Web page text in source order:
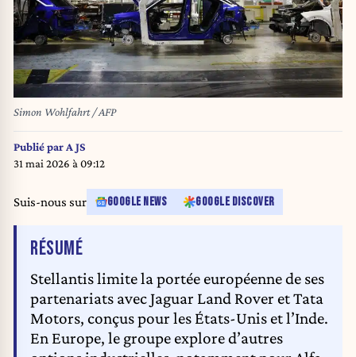
Simon Wohlfahrt / AFP
Publié par A JS
31 mai 2026 à 09:12
Suis-nous sur GOOGLE NEWS GOOGLE DISCOVER
RÉSUMÉDE L'ARTICLE
Stellantis limite la portée européenne de ses
partenariats avec Jaguar Land Rover et Tata
Motors, conçus pour les États-Unis et l’Inde.
En Europe, le groupe explore d’autres